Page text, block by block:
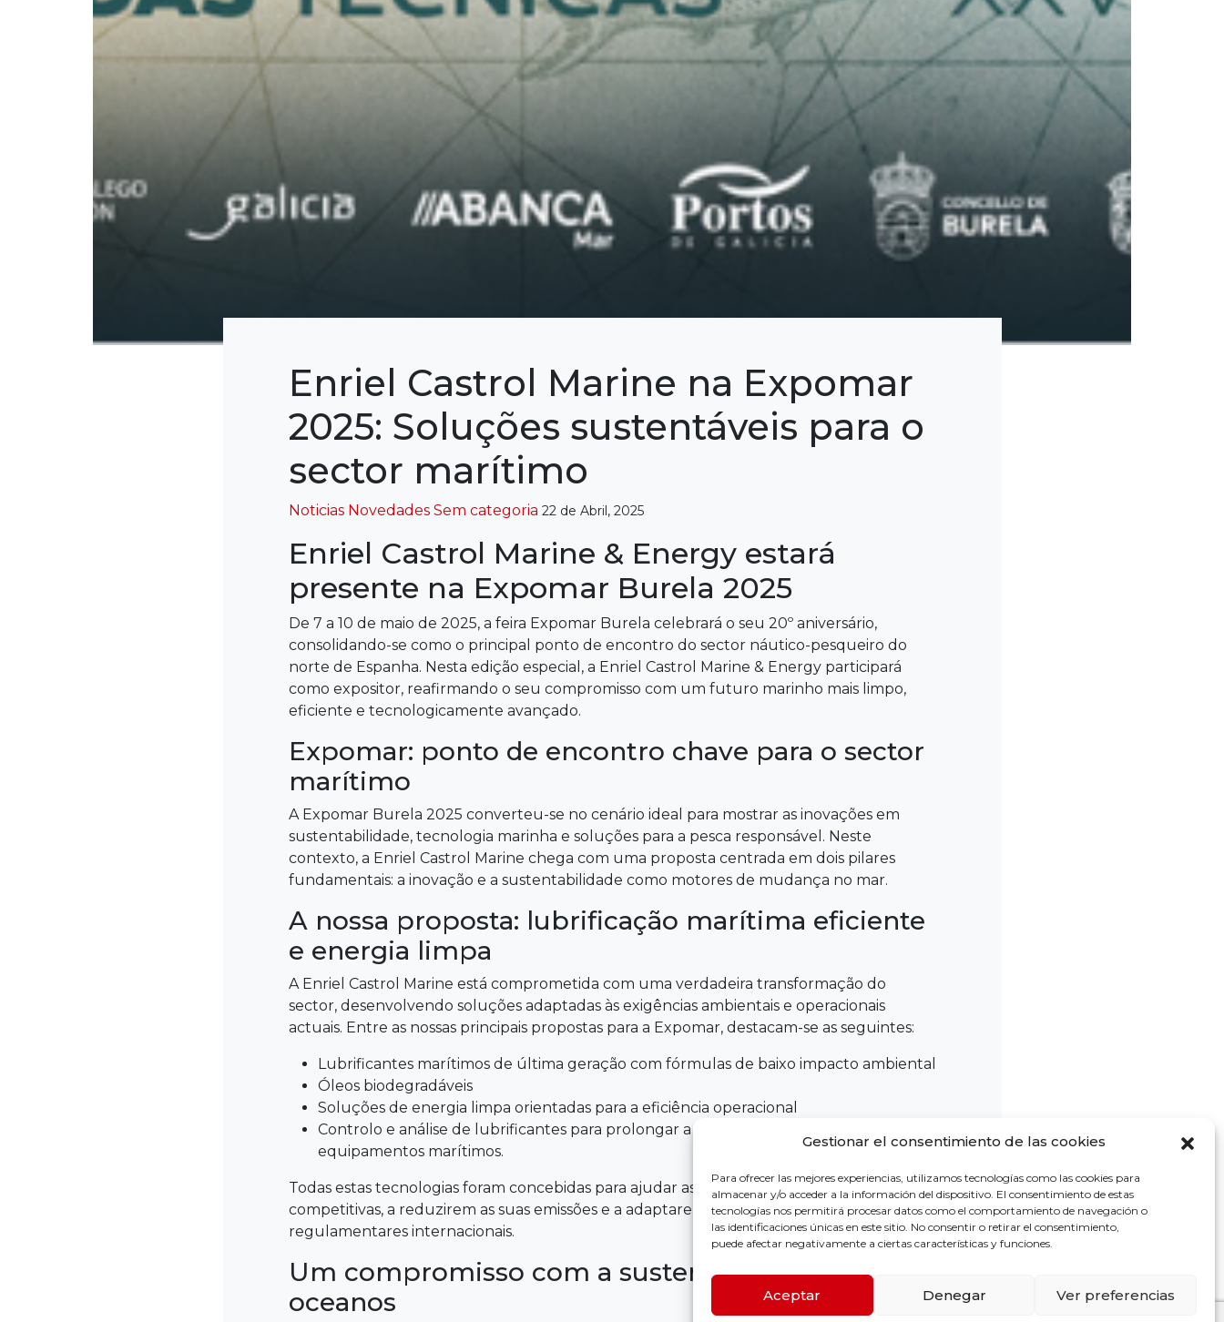
Gestionar el consentimiento de las cookies
Para ofrecer las mejores experiencias, utilizamos tecnologías como las cookies para
almacenar y/o acceder a la información del dispositivo. El consentimiento de estas
tecnologías nos permitirá procesar datos como el comportamiento de navegación o
las identificaciones únicas en este sitio. No consentir o retirar el consentimiento,
puede afectar negativamente a ciertas características y funciones.
Aceptar Denegar Ver preferencias
Enriel Castrol Marine na Expomar
2025: Soluções sustentáveis para o
sector marítimo
Categorias
Noticias Novedades Sem categoria 22 de Abril, 2025
Enriel Castrol Marine & Energy estará
presente na Expomar Burela 2025
De 7 a 10 de maio de 2025, a feira Expomar Burela celebrará o seu 20º aniversário,
consolidando-se como o principal ponto de encontro do sector náutico-pesqueiro do
norte de Espanha. Nesta edição especial, a Enriel Castrol Marine & Energy participará
como expositor, reafirmando o seu compromisso com um futuro marinho mais limpo,
eficiente e tecnologicamente avançado.
Expomar: ponto de encontro chave para o sector
marítimo
A Expomar Burela 2025 converteu-se no cenário ideal para mostrar as inovações em
sustentabilidade, tecnologia marinha e soluções para a pesca responsável. Neste
contexto, a Enriel Castrol Marine chega com uma proposta centrada em dois pilares
fundamentais: a inovação e a sustentabilidade como motores de mudança no mar.
A nossa proposta: lubrificação marítima eficiente
e energia limpa
A Enriel Castrol Marine está comprometida com uma verdadeira transformação do
sector, desenvolvendo soluções adaptadas às exigências ambientais e operacionais
actuais. Entre as nossas principais propostas para a Expomar, destacam-se as seguintes:
Lubrificantes marítimos de última geração com fórmulas de baixo impacto ambiental
Óleos biodegradáveis
Soluções de energia limpa orientadas para a eficiência operacional
Controlo e análise de lubrificantes para prolongar a vida útil dos seus motores e
equipamentos marítimos.
Todas estas tecnologias foram concebidas para ajudar as frotas a tornarem-se mais
competitivas, a reduzirem as suas emissões e a adaptarem-se aos novos quadros
regulamentares internacionais.
Um compromisso com a sustentabilidade dos
oceanos